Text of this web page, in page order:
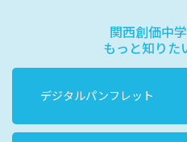
関西創価中
もっと知りた
デジタルパンフレット